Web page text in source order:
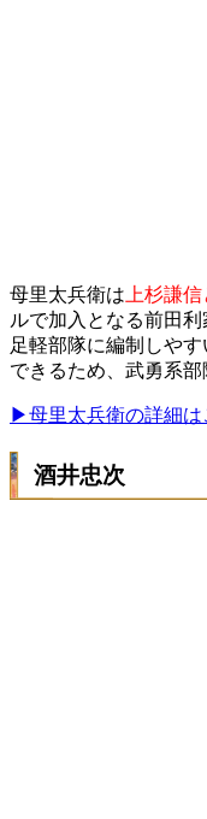
母里太兵衛は上杉謙信
ルで加入となる前田
足軽部隊に編制しや
できるため、武勇系部
▶母里太兵衛の詳細は
酒井忠次